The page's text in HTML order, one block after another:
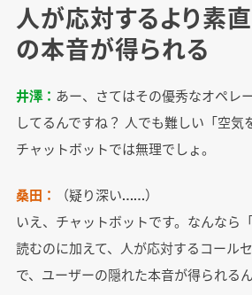
人が応対するより素
の本音が得られる
井澤： あー、さてはその優秀なオペレ
してるんですね？ 人でも難しい「空気
チャットボットでは無理でしょ。
桑田：
（疑り深い……）
いえ、チャットボットです。なんなら
読むのに加えて、人が応対するコール
で、ユーザーの隠れた本音が得られるん